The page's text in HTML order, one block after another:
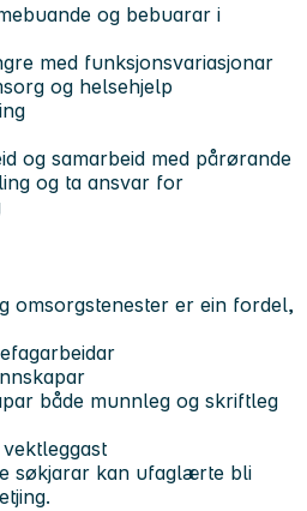
og bebuarar i
med funksjonsvariasjonar
og helsehjelp
og samarbeid med pårørande
og ta ansvar for
omsorgstenester er ein fordel,
både munnleg og skriftleg
søkjarar kan ufaglærte bli